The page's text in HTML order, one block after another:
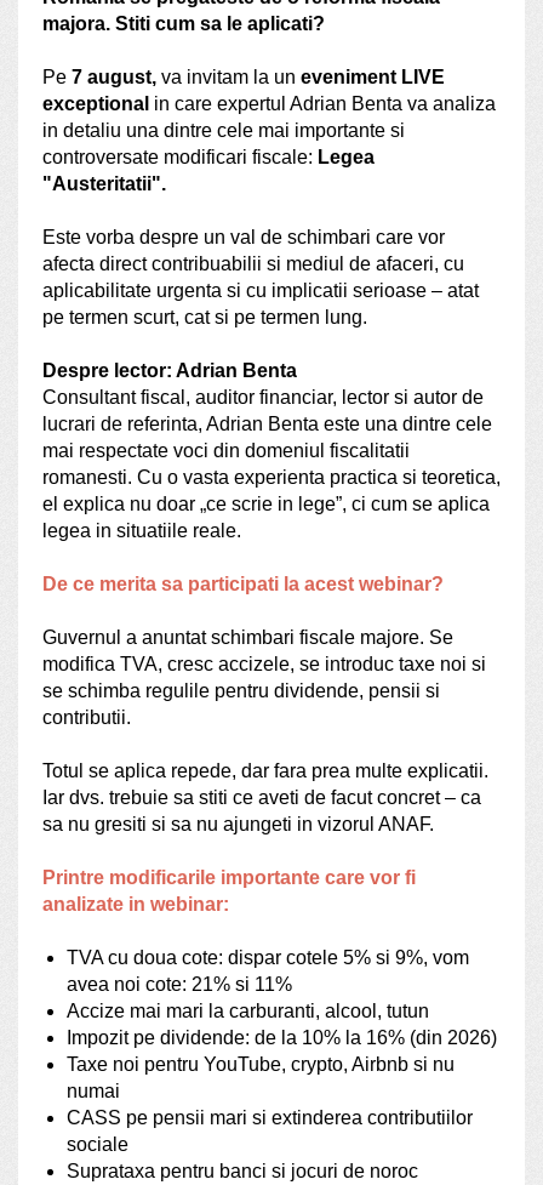
majora. Stiti cum sa le aplicati?
Pe 7 august, va invitam la un eveniment LIVE
exceptional in care expertul Adrian Benta va analiza
in detaliu una dintre cele mai importante si
controversate modificari fiscale: Legea
"Austeritatii".
Este vorba despre un val de schimbari care vor
afecta direct contribuabilii si mediul de afaceri, cu
aplicabilitate urgenta si cu implicatii serioase – atat
pe termen scurt, cat si pe termen lung.
Despre lector: Adrian Benta
Consultant fiscal, auditor financiar, lector si autor de
lucrari de referinta, Adrian Benta este una dintre cele
mai respectate voci din domeniul fiscalitatii
romanesti. Cu o vasta experienta practica si teoretica,
el explica nu doar „ce scrie in lege”, ci cum se aplica
legea in situatiile reale.
De ce merita sa participati la acest webinar?
Guvernul a anuntat schimbari fiscale majore. Se
modifica TVA, cresc accizele, se introduc taxe noi si
se schimba regulile pentru dividende, pensii si
contributii.
Totul se aplica repede, dar fara prea multe explicatii.
Iar dvs. trebuie sa stiti ce aveti de facut concret – ca
sa nu gresiti si sa nu ajungeti in vizorul ANAF.
Printre modificarile importante care vor fi
analizate in webinar:
TVA cu doua cote: dispar cotele 5% si 9%, vom
avea noi cote: 21% si 11%
Accize mai mari la carburanti, alcool, tutun
Impozit pe dividende: de la 10% la 16% (din 2026)
Taxe noi pentru YouTube, crypto, Airbnb si nu
numai
CASS pe pensii mari si extinderea contributiilor
sociale
Suprataxa pentru banci si jocuri de noroc